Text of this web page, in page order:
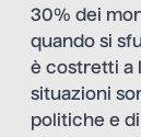
30% dei
quando si
è costretti a
situazioni
politiche e